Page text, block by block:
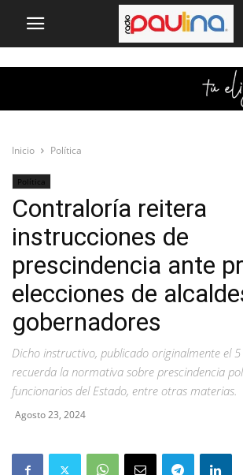
Inicio Política
Política
Contraloría reitera
instrucciones de
prescindencia ante
elecciones de
gobernadores
Dicho instructivo, publicado originalmente el
recuerda la normativa sobre prescindencia
funcionarios del Estado, entre otras materias.
Agosto 23, 2024